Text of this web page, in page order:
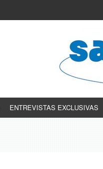
ENTREVISTAS EXCLUSIVAS